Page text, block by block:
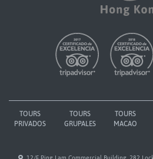
TOURS
PRIVADOS
TOURS
GRUPALES
TOURS
MACAO